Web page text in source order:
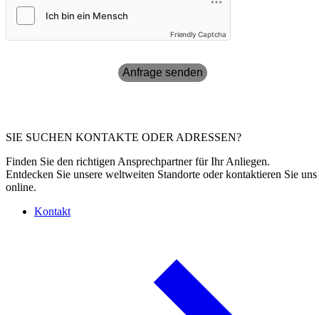
Friendly Captcha
Anfrage senden
SIE SUCHEN KONTAKTE ODER ADRESSEN?
Finden Sie den richtigen Ansprechpartner für Ihr Anliegen.
Entdecken Sie unsere weltweiten Standorte oder kontaktieren Sie uns
online.
Kontakt